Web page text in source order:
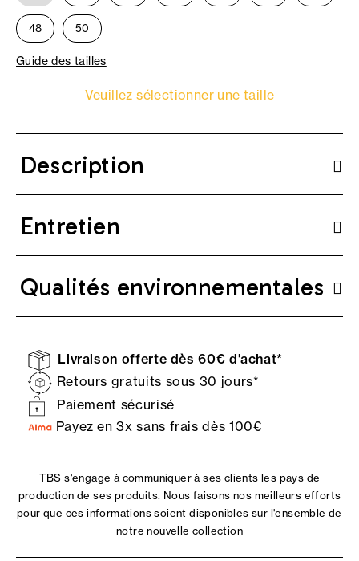
48 50
Guide des tailles
Veuillez sélectionner une taille
Description
Entretien
Qualités environnementales
Livraison offerte dès 60€ d'achat*
Retours gratuits sous 30 jours*
Paiement sécurisé
Payez en 3x sans frais dès 100€
TBS s'engage à communiquer à ses clients les pays de
production de ses produits. Nous faisons nos meilleurs efforts
pour que ces informations soient disponibles sur l'ensemble de
notre nouvelle collection